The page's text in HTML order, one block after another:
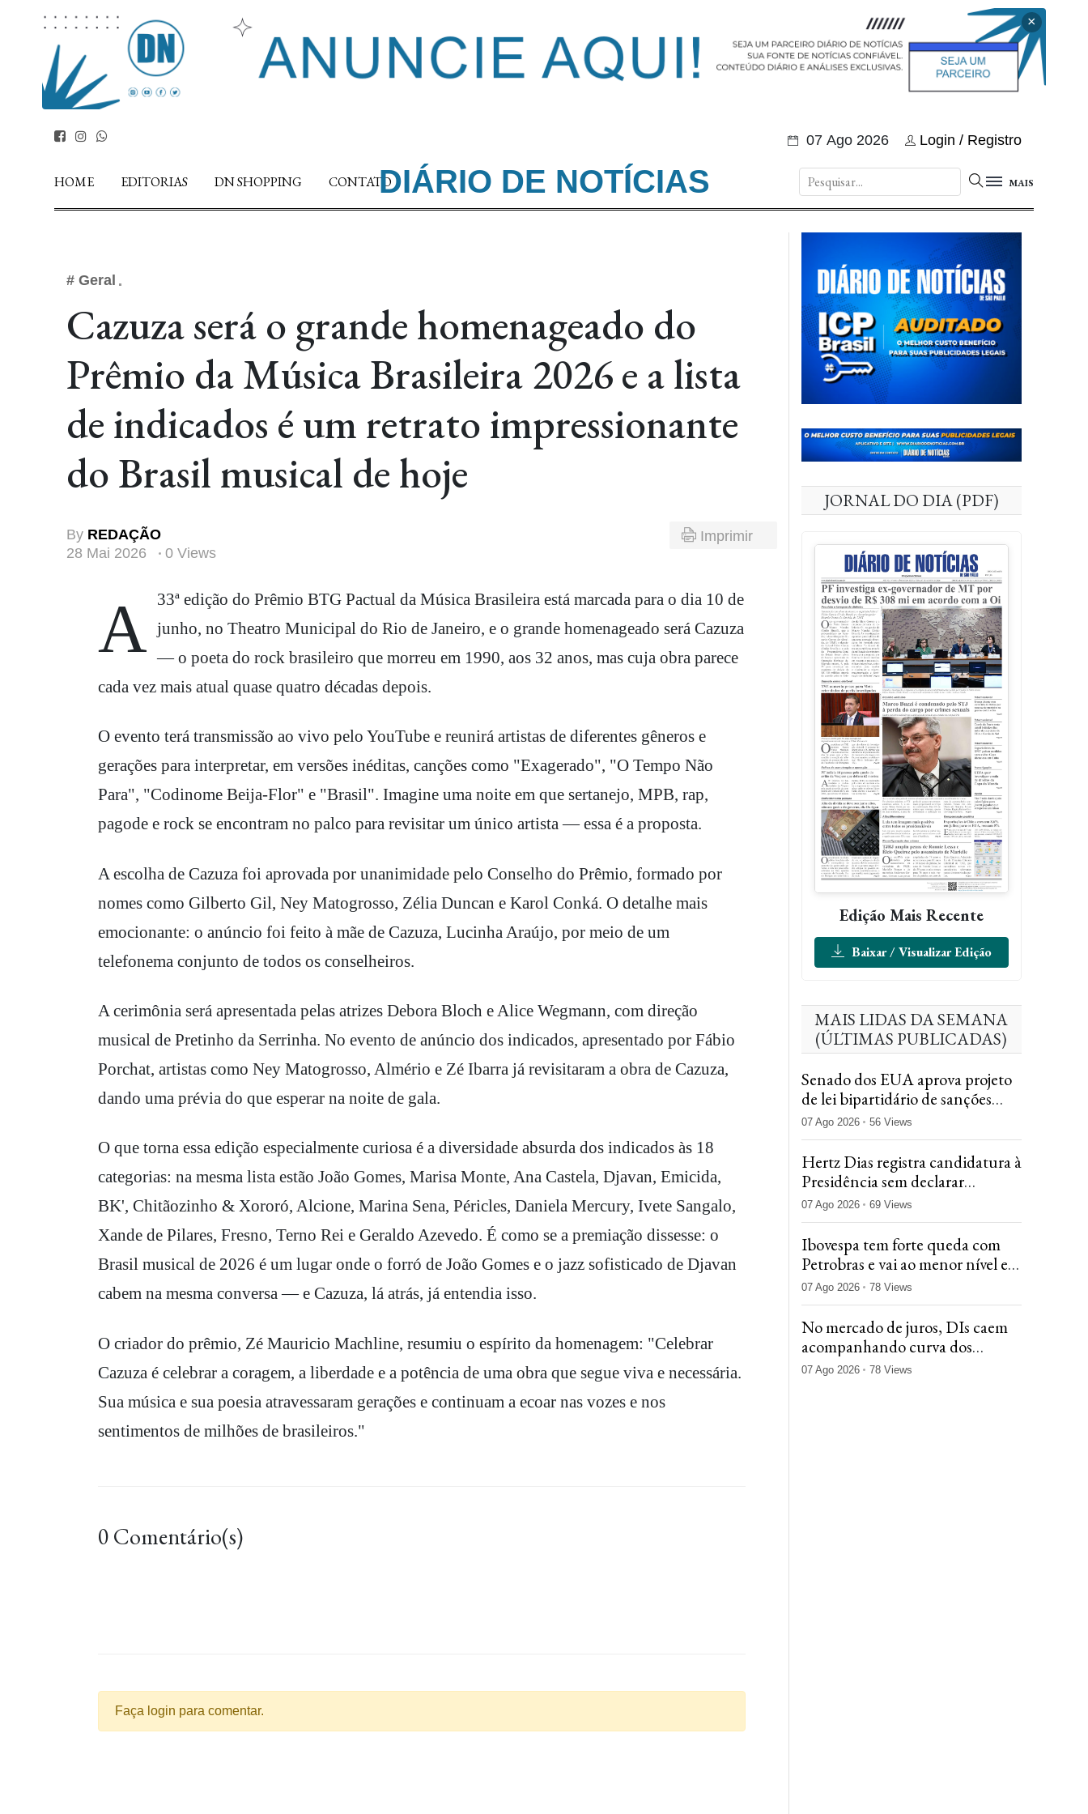
×
07 Ago 2026 Login / Registro
HOME EDITORIAS DN SHOPPING CONTATODIÁRIO DE NOTÍCIAS MAIS
# Geral
Cazuza será o grande homenageado do
Prêmio da Música Brasileira 2026 e a lista
de indicados é um retrato impressionante
do Brasil musical de hoje
By REDAÇÃO
28 Mai 2026
0 Views
Imprimir
A 33ª edição do Prêmio BTG Pactual da Música Brasileira está marcada para o dia 10 de junho, no Theatro Municipal do Rio de Janeiro, e o grande homenageado será Cazuza
— o poeta do rock brasileiro que morreu em 1990, aos 32 anos, mas cuja obra parece
cada vez mais atual quase quatro décadas depois.
O evento terá transmissão ao vivo pelo YouTube e reunirá artistas de diferentes gêneros e
gerações para interpretar, em versões inéditas, canções como "Exagerado", "O Tempo Não
Para", "Codinome Beija-Flor" e "Brasil". Imagine uma noite em que sertanejo, MPB, rap,
pagode e rock se encontram no palco para revisitar um único artista — essa é a proposta.
A escolha de Cazuza foi aprovada por unanimidade pelo Conselho do Prêmio, formado por
nomes como Gilberto Gil, Ney Matogrosso, Zélia Duncan e Karol Conká. O detalhe mais
emocionante: o anúncio foi feito à mãe de Cazuza, Lucinha Araújo, por meio de um
telefonema conjunto de todos os conselheiros.
A cerimônia será apresentada pelas atrizes Debora Bloch e Alice Wegmann, com direção
musical de Pretinho da Serrinha. No evento de anúncio dos indicados, apresentado por Fábio
Porchat, artistas como Ney Matogrosso, Almério e Zé Ibarra já revisitaram a obra de Cazuza,
dando uma prévia do que esperar na noite de gala.
O que torna essa edição especialmente curiosa é a diversidade absurda dos indicados às 18
categorias: na mesma lista estão João Gomes, Marisa Monte, Ana Castela, Djavan, Emicida,
BK', Chitãozinho & Xororó, Alcione, Marina Sena, Péricles, Daniela Mercury, Ivete Sangalo,
Xande de Pilares, Fresno, Terno Rei e Geraldo Azevedo. É como se a premiação dissesse: o
Brasil musical de 2026 é um lugar onde o forró de João Gomes e o jazz sofisticado de Djavan
cabem na mesma conversa — e Cazuza, lá atrás, já entendia isso.
O criador do prêmio, Zé Mauricio Machline, resumiu o espírito da homenagem: "Celebrar
Cazuza é celebrar a coragem, a liberdade e a potência de uma obra que segue viva e necessária.
Sua música e sua poesia atravessaram gerações e continuam a ecoar nas vozes e nos
sentimentos de milhões de brasileiros."
0 Comentário(s)
Faça login para comentar.
JORNAL DO DIA (PDF)
Edição Mais Recente
Baixar / Visualizar Edição
MAIS LIDAS DA SEMANA
(ÚLTIMAS PUBLICADAS)
Senado dos EUA aprova projeto
de lei bipartidário de sanções
abrangentes contra a Rússia
07 Ago 2026 56 Views
Hertz Dias registra candidatura à
Presidência sem declarar
nenhum bem
07 Ago 2026 69 Views
Ibovespa tem forte queda com
Petrobras e vai ao menor nível em
um mês
07 Ago 2026 78 Views
No mercado de juros, DIs caem
acompanhando curva dos
Treasuries após payroll fraco
07 Ago 2026 78 Views